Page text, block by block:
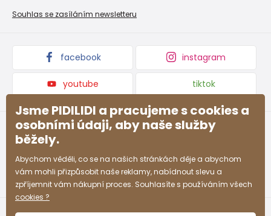
Nevyzvednutá objednávka na dobírku
Affiliate program
Kolekce zboží
Souhlas se zasíláním newsletteru
facebook instagram
youtube tiktok
Jsme PIDILIDI a pracujeme s cookies a
osobními údaji, aby naše služby
běžely.
Abychom věděli, co se na našich stránkách děje a abychom
vám mohli přizpůsobit naše reklamy, nabídnout slevu a
zpříjemnit vám nákupní proces. Souhlasíte s používáním všech
cookies ?